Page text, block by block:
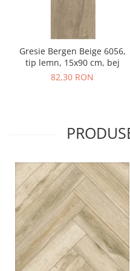
Gresie Bergen Beige 6056,
tip lemn, 15x90 cm, bej
82,30 RON